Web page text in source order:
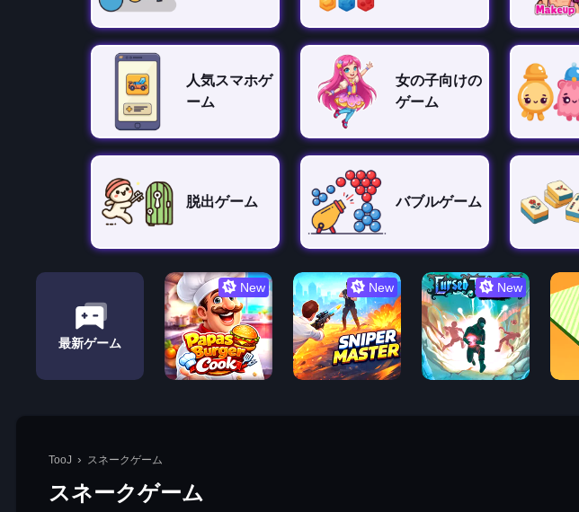
人気スマホゲ
ーム
女の子向けの
ゲーム
脱出ゲーム バブルゲーム
最新ゲーム
New New New
TooJ スネークゲーム
スネークゲーム